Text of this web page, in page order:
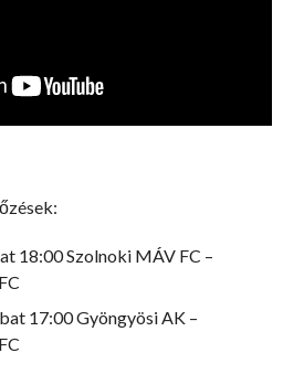
18:00 Szolnoki MÁV FC –
17:00 Gyöngyösi AK –